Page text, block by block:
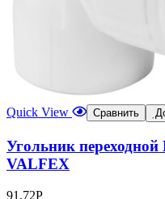
Quick View Сравнить
Угольник
VALFEX
91,72Р